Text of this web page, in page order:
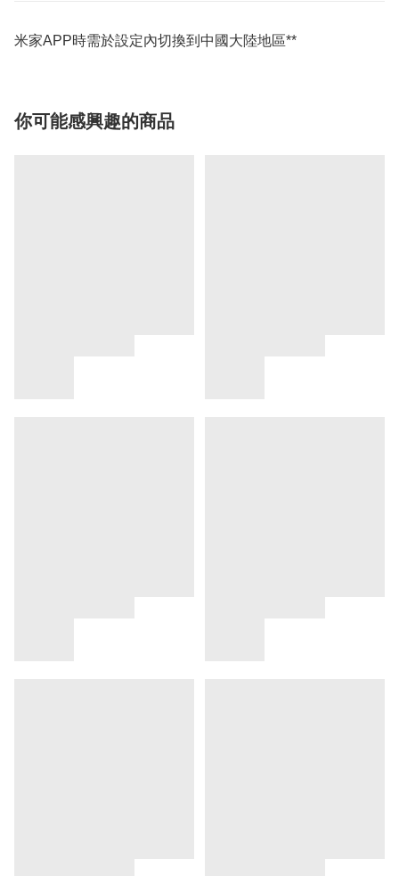
米家APP時需於設定內切換到中國大陸地區**
你可能感興趣的商品